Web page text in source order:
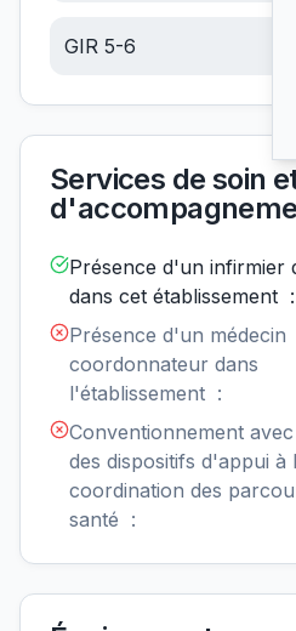
GIR 5-6
Services de soin
Présence d'un infirmier
dans cet établissement :
Présence d'un médecin
coordonnateur dans
l'établissement :
Conventionnement
des dispositifs d'appui à
coordination des
santé :